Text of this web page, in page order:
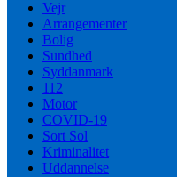
Vejr
Arrangementer
Bolig
Sundhed
Syddanmark
112
Motor
COVID-19
Sort Sol
Kriminalitet
Uddannelse